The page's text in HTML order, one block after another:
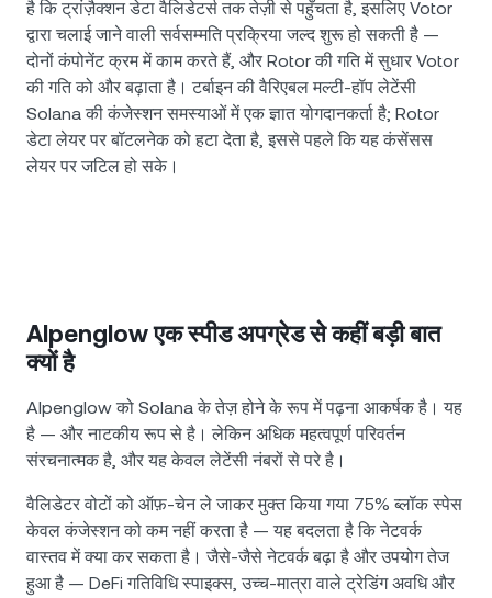
है कि ट्रांज़ैक्शन डेटा वैलिडेटर्स तक तेज़ी से पहुँचता है, इसलिए Votor
द्वारा चलाई जाने वाली सर्वसम्मति प्रक्रिया जल्द शुरू हो सकती है —
दोनों कंपोनेंट क्रम में काम करते हैं, और Rotor की गति में सुधार Votor
की गति को और बढ़ाता है। टर्बाइन की वैरिएबल मल्टी-हॉप लेटेंसी
Solana की कंजेस्शन समस्याओं में एक ज्ञात योगदानकर्ता है; Rotor
डेटा लेयर पर बॉटलनेक को हटा देता है, इससे पहले कि यह कंसेंसस
लेयर पर जटिल हो सके।
Alpenglow एक स्पीड अपग्रेड से कहीं बड़ी बात
क्यों है
Alpenglow को Solana के तेज़ होने के रूप में पढ़ना आकर्षक है। यह
है — और नाटकीय रूप से है। लेकिन अधिक महत्वपूर्ण परिवर्तन
संरचनात्मक है, और यह केवल लेटेंसी नंबरों से परे है।
वैलिडेटर वोटों को ऑफ़-चेन ले जाकर मुक्त किया गया 75% ब्लॉक स्पेस
केवल कंजेस्शन को कम नहीं करता है — यह बदलता है कि नेटवर्क
वास्तव में क्या कर सकता है। जैसे-जैसे नेटवर्क बढ़ा है और उपयोग तेज
हुआ है — DeFi गतिविधि स्पाइक्स, उच्च-मात्रा वाले ट्रेडिंग अवधि और